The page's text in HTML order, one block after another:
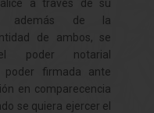
a través de su
además de la
de ambos, se
poder notarial
poder firmada ante
en comparecencia
se quiera ejercer el